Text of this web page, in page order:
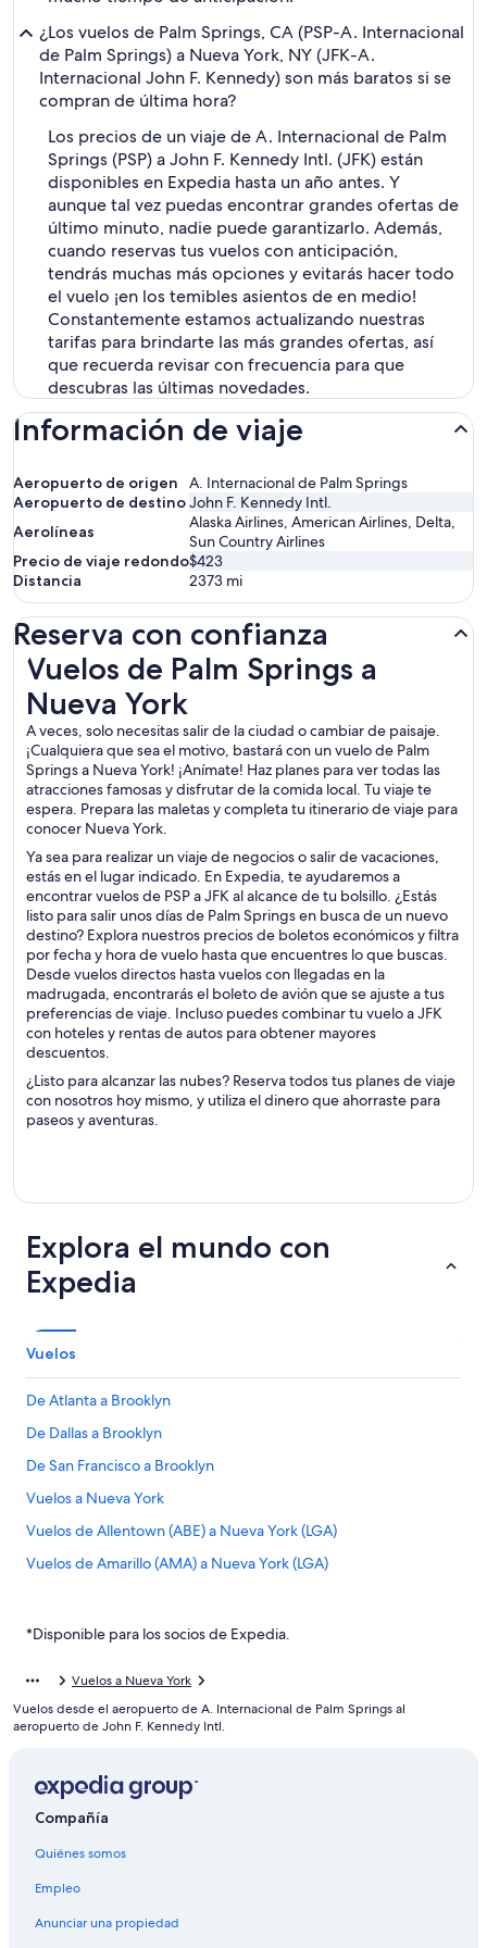
¿Los vuelos de Palm Springs, CA (PSP-A. Internacional
de Palm Springs) a Nueva York, NY (JFK-A.
Internacional John F. Kennedy) son más baratos si se
compran de última hora?
Los precios de un viaje de A. Internacional de Palm
Springs (PSP) a John F. Kennedy Intl. (JFK) están
disponibles en Expedia hasta un año antes. Y
aunque tal vez puedas encontrar grandes ofertas de
último minuto, nadie puede garantizarlo. Además,
cuando reservas tus vuelos con anticipación,
tendrás muchas más opciones y evitarás hacer todo
el vuelo ¡en los temibles asientos de en medio!
Constantemente estamos actualizando nuestras
tarifas para brindarte las más grandes ofertas, así
que recuerda revisar con frecuencia para que
descubras las últimas novedades.
Información de viaje
Aeropuerto de origen
A. Internacional de Palm Springs
Aeropuerto de destinoJohn F. Kennedy Intl.
Aerolíneas
Alaska Airlines, American Airlines, Delta,
Sun Country Airlines
Precio de viaje redondo$423
Distancia
2373 mi
Reserva con confianza
Vuelos de Palm Springs a
Nueva York
A veces, solo necesitas salir de la ciudad o cambiar de paisaje.
¡Cualquiera que sea el motivo, bastará con un vuelo de Palm
Springs a Nueva York! ¡Anímate! Haz planes para ver todas las
atracciones famosas y disfrutar de la comida local. Tu viaje te
espera. Prepara las maletas y completa tu itinerario de viaje para
conocer Nueva York.
Ya sea para realizar un viaje de negocios o salir de vacaciones,
estás en el lugar indicado. En Expedia, te ayudaremos a
encontrar vuelos de PSP a JFK al alcance de tu bolsillo. ¿Estás
listo para salir unos días de Palm Springs en busca de un nuevo
destino? Explora nuestros precios de boletos económicos y filtra
por fecha y hora de vuelo hasta que encuentres lo que buscas.
Desde vuelos directos hasta vuelos con llegadas en la
madrugada, encontrarás el boleto de avión que se ajuste a tus
preferencias de viaje. Incluso puedes combinar tu vuelo a JFK
con hoteles y rentas de autos para obtener mayores
descuentos.
¿Listo para alcanzar las nubes? Reserva todos tus planes de viaje
con nosotros hoy mismo, y utiliza el dinero que ahorraste para
paseos y aventuras.
Vuelos de Palm Springs a Nueva York
Explora el mundo con
Expedia
Vuelos
De Atlanta a Brooklyn
De Dallas a Brooklyn
De San Francisco a Brooklyn
Vuelos a Nueva York
Vuelos de Allentown (ABE) a Nueva York (LGA)
Vuelos de Amarillo (AMA) a Nueva York (LGA)
Vuelos de Austin (AUS) a Nueva York (LGA)
Vuelos de Aeropuerto Internacional de Bogotá-El Dorado
(BOG) a Nueva York (LGA)
Vuelos de Brownsville (BRO) a Nueva York (LGA)
Vuelos de Buffalo (BUF) a Nueva York (LGA)
*Disponible para los socios de Expedia.
Vuelos a Nueva York
Vuelos desde el aeropuerto de A. Internacional de Palm Springs al
aeropuerto de John F. Kennedy Intl.
Compañía
Quiénes somos
Empleo
Anunciar una propiedad